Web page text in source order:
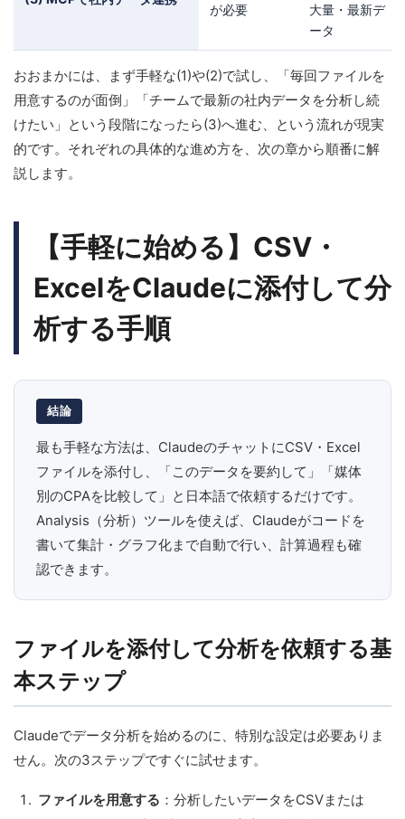
が必要
大量・最新デ
ータ
おおまかには、まず手軽な(1)や(2)で試し、「毎回ファイルを
用意するのが面倒」「チームで最新の社内データを分析し続
けたい」という段階になったら(3)へ進む、という流れが現実
的です。それぞれの具体的な進め方を、次の章から順番に解
説します。
【手軽に始める】CSV・
ExcelをClaudeに添付して分
析する手順
結論
最も手軽な方法は、ClaudeのチャットにCSV・Excel
ファイルを添付し、「このデータを要約して」「媒体
別のCPAを比較して」と日本語で依頼するだけです。
Analysis（分析）ツールを使えば、Claudeがコードを
書いて集計・グラフ化まで自動で行い、計算過程も確
認できます。
ファイルを添付して分析を依頼する基
本ステップ
Claudeでデータ分析を始めるのに、特別な設定は必要ありま
せん。次の3ステップですぐに試せます。
ファイルを用意する ：分析したいデータをCSVまたは